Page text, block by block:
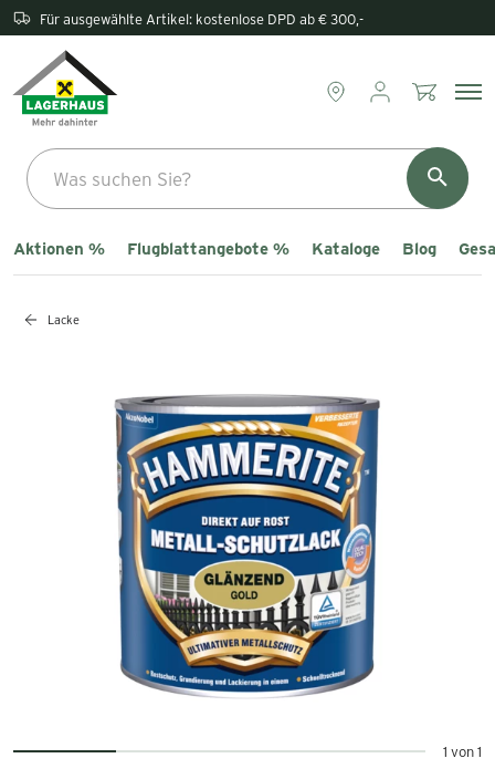
Rückgabe direkt im Lagerhaus
Aktionen % Flugblattangebote % Kataloge Blog
Lacke
1 von 1